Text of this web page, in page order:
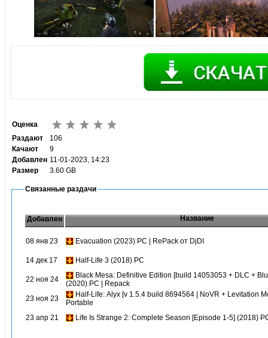
Оценка
Раздают
106
Качают
9
Добавлен 11-01-2023, 14:23
Размер
3.60 GB
Связанные раздачи
Добавлен Название
08 янв 23 Evacuation (2023) PC | RePack от DjDI
14 дек 17 Half-Life 3 (2018) PC
22 ноя 24
Black Mesa: Definitive Edition [build 14053053 + DLC +
(2020) PC | Repack
23 ноя 23
Half-Life: Alyx [v 1.5.4 build 8694564 | NoVR + Levitation
Portable
23 апр 21
Life Is Strange 2: Complete Season [Episode 1-5] (2018)